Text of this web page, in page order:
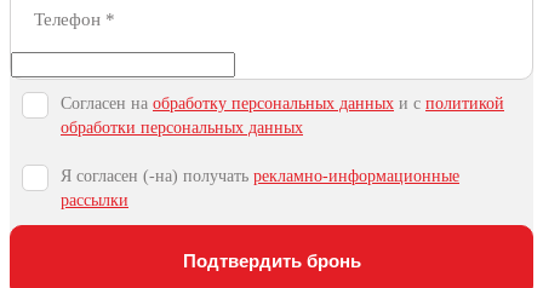
Телефон *
Согласен на обработку персональных данных и c политикой
обработки персональных данных
Я согласен (-на) получать рекламно-информационные
рассылки
Подтвердить бронь